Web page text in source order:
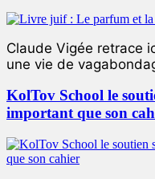
Claude Vigée retrace
une vie de
KolTov School le
important que son